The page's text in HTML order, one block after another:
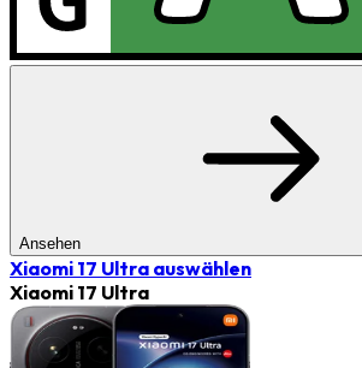
Ansehen
Xiaomi 17 Ultra auswählen
Xiaomi 17 Ultra